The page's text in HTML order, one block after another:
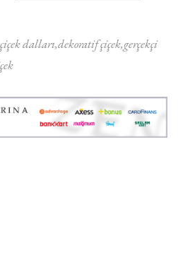
dalları dekoratif çiçek gerçekçi